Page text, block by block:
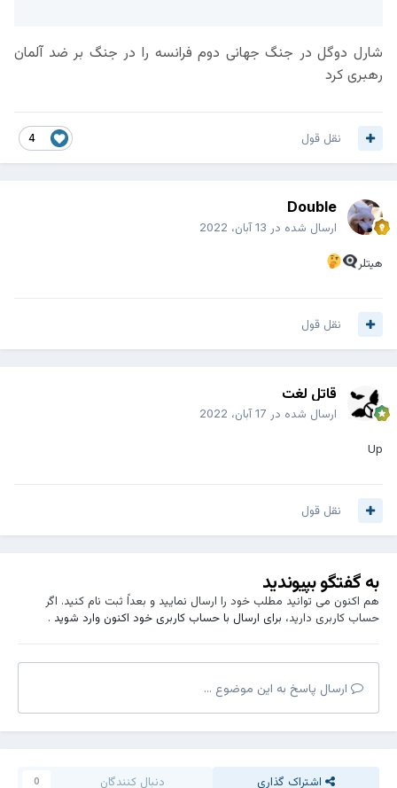
شارل دوگل در جنگ جهانی دوم فرانسه را در جنگ بر ضد آلمان
رهبری کرد
4 نقل قول
Double
ارسال شده در 13 آبان، 2022
هیتلر
نقل قول
قاتل لغت
ارسال شده در 17 آبان، 2022
Up
نقل قول
به گفتگو بپیوندید
هم اکنون می توانید مطلب خود را ارسال نمایید و بعداً ثبت نام کنید. اگر
حساب کاربری دارید، برای ارسال با حساب کاربری خود اکنون وارد شوید.
ارسال پاسخ به این موضوع ...
اشتراک گذاری دنبال کنندگان 0